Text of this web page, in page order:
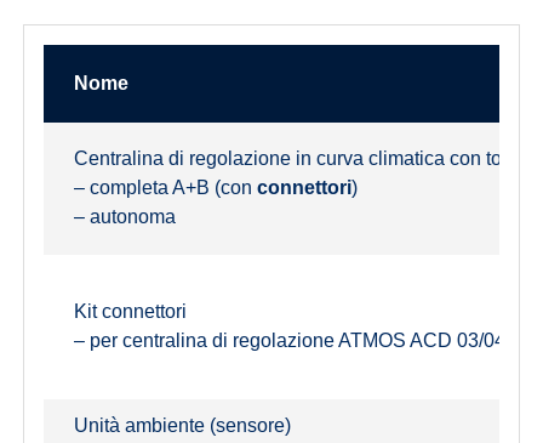
Nome
Centralina di regolazione in curva climatica con touch
– completa A+B (con connettori)
– autonoma
Kit connettori
– per centralina di regolazione ATMOS ACD 03/04
Unità ambiente (sensore)